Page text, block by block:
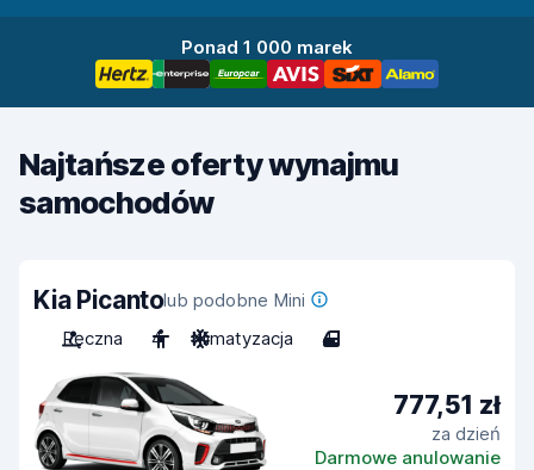
Ponad 1 000 marek
Najtańsze oferty wynajmu
samochodów
Kia Picantolub podobne Mini
Ręczna
4 Klimatyzacja 4
777,51 zł
za dzień
Darmowe anulowanie